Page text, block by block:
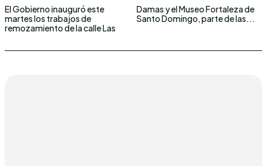
El Gobierno inauguró este
martes los trabajos de
remozamiento de la calle Las
Damas y el Museo Fortaleza de
Santo Domingo, parte de las...